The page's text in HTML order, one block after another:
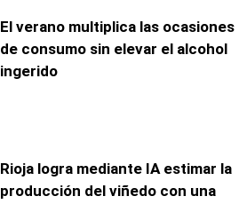
El verano multiplica las ocasiones
de consumo sin elevar el alcohol
ingerido
Rioja logra mediante IA estimar la
producción del viñedo con una